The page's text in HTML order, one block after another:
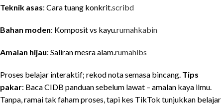
Teknik asas: Cara tuang konkrit.scribd
Bahan moden: Komposit vs kayu.rumahkabin
Amalan hijau: Saliran mesra alam.rumahibs
Proses belajar interaktif; rekod nota semasa bincang. Tips
pakar: Baca CIDB panduan sebelum lawat – amalan kaya ilmu.
Tanpa, ramai tak faham proses, tapi kes TikTok tunjukkan belajar